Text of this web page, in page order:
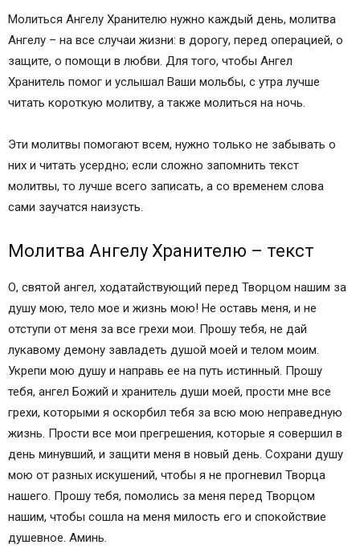
Молиться Ангелу Хранителю нужно каждый день, молитва
Ангелу – на все случаи жизни: в дорогу, перед операцией, о
защите, о помощи в любви. Для того, чтобы Ангел
Хранитель помог и услышал Ваши мольбы, с утра лучше
читать короткую молитву, а также молиться на ночь.
Эти молитвы помогают всем, нужно только не забывать о
них и читать усердно; если сложно запомнить текст
молитвы, то лучше всего записать, а со временем слова
сами заучатся наизусть.
Молитва Ангелу Хранителю – текст
О, святой ангел, ходатайствующий перед Творцом нашим за
душу мою, тело мое и жизнь мою! Не оставь меня, и не
отступи от меня за все грехи мои. Прошу тебя, не дай
лукавому демону завладеть душой моей и телом моим.
Укрепи мою душу и направь ее на путь истинный. Прошу
тебя, ангел Божий и хранитель души моей, прости мне все
грехи, которыми я оскорбил тебя за всю мою неправедную
жизнь. Прости все мои прегрешения, которые я совершил в
день минувший, и защити меня в новый день. Сохрани душу
мою от разных искушений, чтобы я не прогневил Творца
нашего. Прошу тебя, помолись за меня перед Творцом
нашим, чтобы сошла на меня милость его и спокойствие
душевное. Аминь.